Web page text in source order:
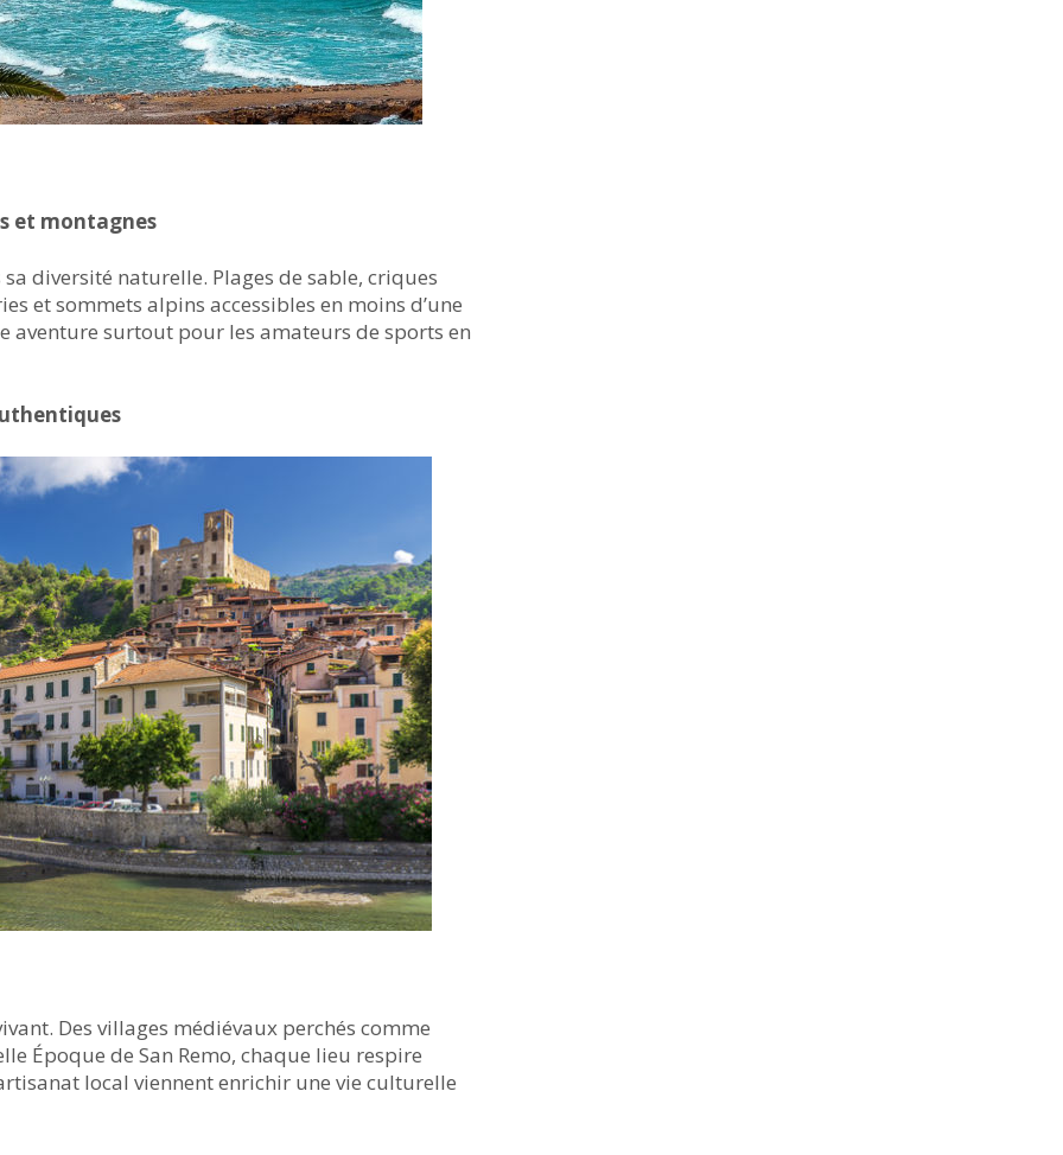
et montagnes
diversité naturelle. Plages de sable, criques
et sommets alpins accessibles en moins d’une
aventure surtout pour les amateurs de sports en
Des villages médiévaux perchés comme
Époque de San Remo, chaque lieu respire
local viennent enrichir une vie culturelle